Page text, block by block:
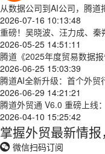
从数据公司到AI公司，腾道
2026-07-16 10:13:48
重磅！吴晓波、汪力成、秦
2026-05-25 14:51:11
腾道《2025年度贸易数据
2026-06-25 15:03:39
腾道AI全新升级：首个外贸
2026-06-29 14:21:21
腾道外贸通 V6.0 重磅上线
2026-04-10 15:25:42
掌握外贸最新情
微信扫码订阅